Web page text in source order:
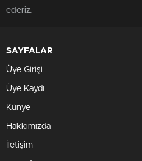
ederiz.
SAYFALAR
Üye Girişi
Üye Kaydı
Künye
Hakkımızda
İletişim